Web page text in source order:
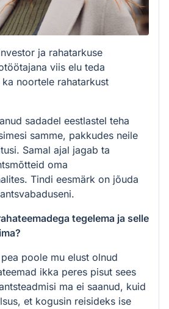
ja rahatarkuse
viis elu teda
noortele rahatarkust
sadadel eestlastel teha
samme, pakkudes neile
Samal ajal jagab ta
oma
Tindi eesmärk on jõuda
tegelema ja selle
poole mu elust olnud
ikka peres pisut sees
ma ei saanud, kuid
et kogusin reisideks ise